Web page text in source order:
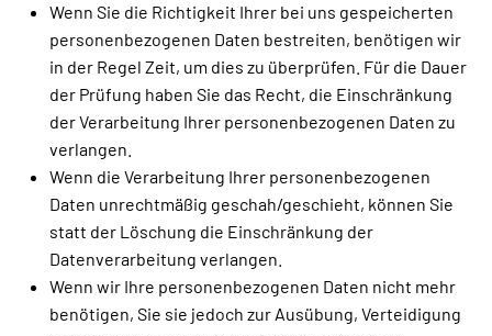
Wenn Sie die Richtigkeit Ihrer bei uns gespeicherten
personenbezogenen Daten bestreiten, benötigen wir
in der Regel Zeit, um dies zu überprüfen. Für die Dauer
der Prüfung haben Sie das Recht, die Einschränkung
der Verarbeitung Ihrer personenbezogenen Daten zu
verlangen.
Wenn die Verarbeitung Ihrer personenbezogenen
Daten unrechtmäßig geschah/geschieht, können Sie
statt der Löschung die Einschränkung der
Datenverarbeitung verlangen.
Wenn wir Ihre personenbezogenen Daten nicht mehr
benötigen, Sie sie jedoch zur Ausübung, Verteidigung